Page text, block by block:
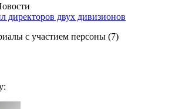
директоров двух дивизионов
с участием персоны (7)